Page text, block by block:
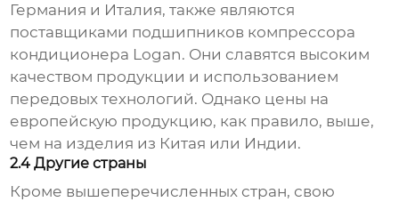
Германия и Италия, также являются
поставщиками подшипников компрессора
кондиционера Logan. Они славятся высоким
качеством продукции и использованием
передовых технологий. Однако цены на
европейскую продукцию, как правило, выше,
чем на изделия из Китая или Индии.
2.4 Другие страны
Кроме вышеперечисленных стран, свою